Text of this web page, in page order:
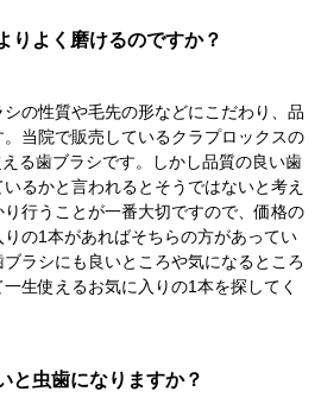
りよく磨けるのですか？
の性質や毛先の形などにこだわり、品
当院で販売しているクラプロックスの
る歯ブラシです。しかし品質の良い歯
るかと言われるとそうではないと考え
行うことが一番大切ですので、価格の
の1本があればそちらの方があってい
ラシにも良いところや気になるところ
生使えるお気に入りの1本を探してく
と虫歯になりますか？